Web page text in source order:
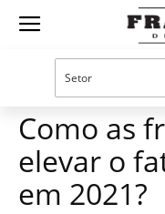
Guia
Manual do sucesso
Como as
elevar o
em 2021?